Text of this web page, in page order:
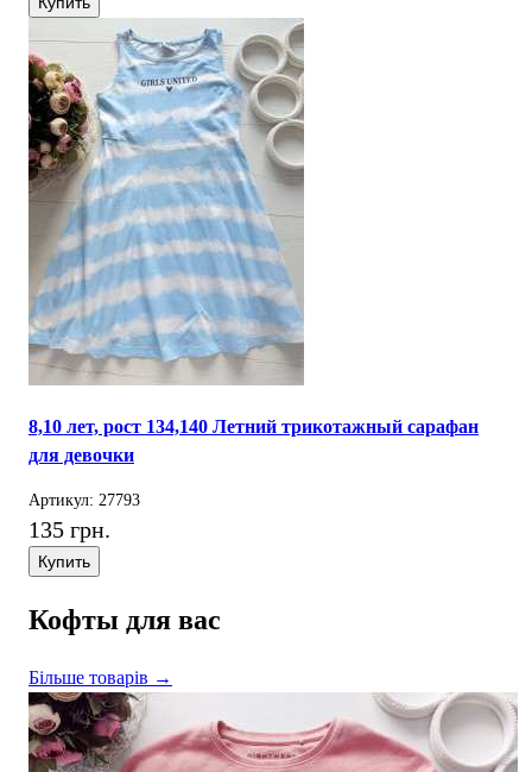
8,10 лет, рост 134,140 Летний трикотажный сарафан
для девочки
Артикул: 27793
135 грн.
Купить
Кофты для вас
Більше товарів →